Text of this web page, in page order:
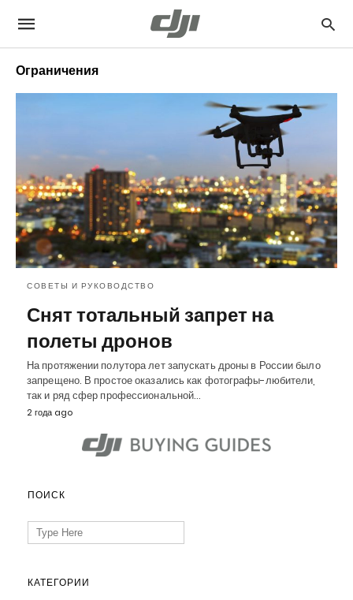
Ограничения
СОВЕТЫ И РУКОВОДСТВО
Снят тотальный запрет на
полеты дронов
На протяжении полутора лет запускать дроны в России было
запрещено. В простое оказались как фотографы-любители,
так и ряд сфер профессиональной…
2 года ago
ПОИСК
Search
for:
КАТЕГОРИИ